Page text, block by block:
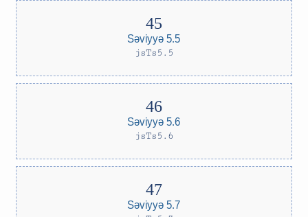
Səviyyə 5.5
jsTs5.5
Səviyyə 5.6
jsTs5.6
Səviyyə 5.7